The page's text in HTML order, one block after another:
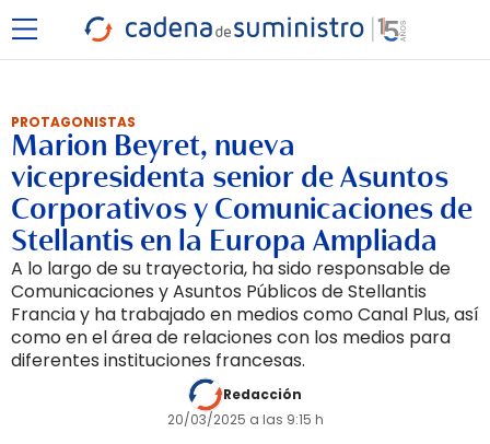
PROTAGONISTAS
Marion Beyret, nueva
vicepresidenta senior de Asuntos
Corporativos y Comunicaciones de
Stellantis en la Europa Ampliada
A lo largo de su trayectoria, ha sido responsable de
Comunicaciones y Asuntos Públicos de Stellantis
Francia y ha trabajado en medios como Canal Plus, así
como en el área de relaciones con los medios para
diferentes instituciones francesas.
Redacción
20/03/2025 a las 9:15 h